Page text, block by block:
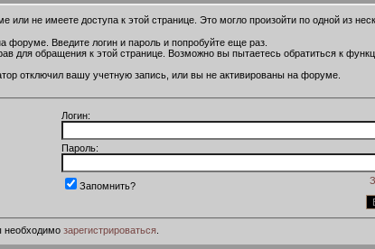
или не имеете доступа к этой странице. Это могло произойти по одной из
форуме. Введите логин и пароль и попробуйте еще раз.
для обращения к этой странице. Возможно вы пытаетесь обратиться к
отключил вашу учетную запись, или вы не активированы на форуме.
Логин:
Пароль:
Запомнить?
необходимо зарегистрироваться.